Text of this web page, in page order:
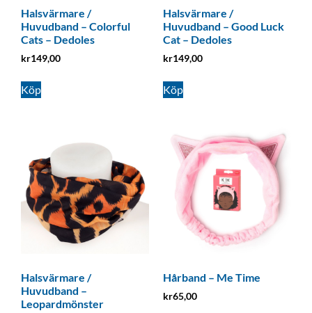
Halsvärmare /
Huvudband – Colorful
Cats – Dedoles
kr149,00
Köp
Halsvärmare /
Huvudband – Good Luck
Cat – Dedoles
kr149,00
Köp
Halsvärmare /
Huvudband –
Leopardmönster
Hårband – Me Time
kr65,00